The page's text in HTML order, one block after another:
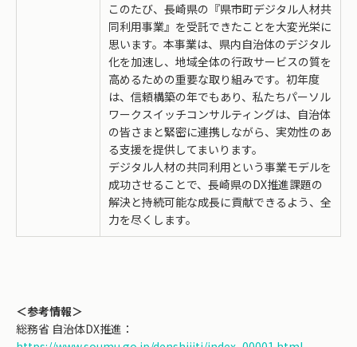
このたび、長崎県の『県市町デジタル人材共
同利用事業』を受託できたことを大変光栄に
思います。本事業は、県内自治体のデジタル
化を加速し、地域全体の行政サービスの質を
高めるための重要な取り組みです。初年度
は、信頼構築の年でもあり、私たちパーソル
ワークスイッチコンサルティングは、自治体
の皆さまと緊密に連携しながら、実効性のあ
る支援を提供してまいります。
デジタル人材の共同利用という事業モデルを
成功させることで、長崎県のDX推進課題の
解決と持続可能な成長に貢献できるよう、全
力を尽くします。
＜参考情報＞
総務省 自治体DX推進：